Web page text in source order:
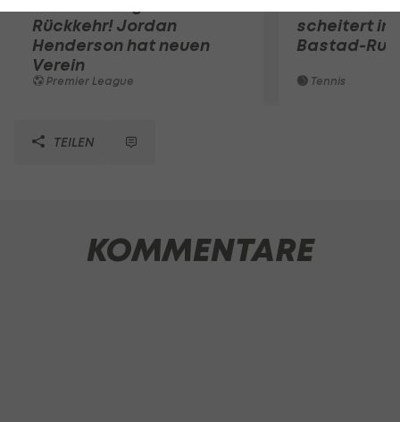
Rückkehr! Jordan
Henderson hat neuen
Verein
Premier League
scheitert in
Bastad-
Tennis
TEILEN
KOMMENTARE